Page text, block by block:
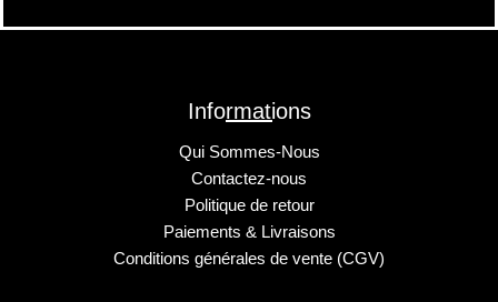
Informations
Qui Sommes-Nous
Contactez-nous
Politique de retour
Paiements & Livraisons
Conditions générales de vente (CGV)